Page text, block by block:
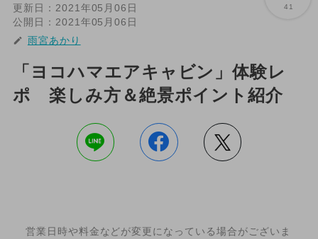
41
更新日： 2021年05月06日
公開日： 2021年05月06日
雨宮あかり
「ヨコハマエアキャビン」体験レ
ポ 楽しみ方＆絶景ポイント紹介
営業日時や料金などが変更になっている場合がございま